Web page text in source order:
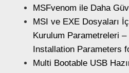
MSFvenom ile Daha
MSI ve EXE Dosyaları
Kurulum Parametreleri –
Installation Parameters
Multi Bootable USB